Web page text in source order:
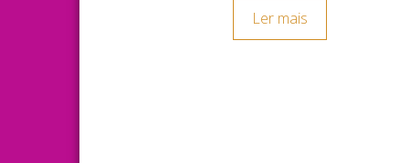
Ler mais